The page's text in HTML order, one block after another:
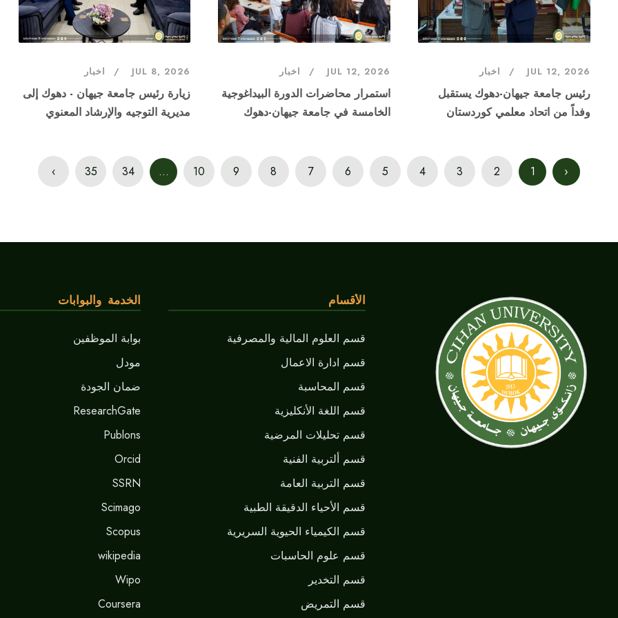
JUL 12, 2026 اخبار
رئيس جامعة جيهان-دهوك يستقبل
وفداً من اتحاد معلمي كوردستان
JUL 12, 2026 اخبار
استمرار محاضرات الدورة البيداغوجية
الخامسة في جامعة جيهان-دهوك
JUL 8, 2026 اخبار
زيارة رئيس جامعة جيهان - دهوك إلى
مديرية التوجيه والإرشاد المعنوي
‹
1
2
3
4
5
6
7
8
9
10
...
34
35
›
الأقسام
قسم العلوم المالية والمصرفية
قسم ادارة الاعمال
قسم المحاسبة
قسم اللغة الأنكليزية
قسم تحليلات المرضية
قسم ألتربية الفنية
قسم التربية العامة
قسم الأحياء الدقيقة الطبية
قسم الكيمياء الحيوية السريرية
قسم علوم الحاسبات
قسم التخدير
قسم التمريض
الخدمة والبوابات
بوابة الموظفين
مودل
ضمان الجودة
ResearchGate
Publons
Orcid
SSRN
Scimago
Scopus
wikipedia
Wipo
Coursera